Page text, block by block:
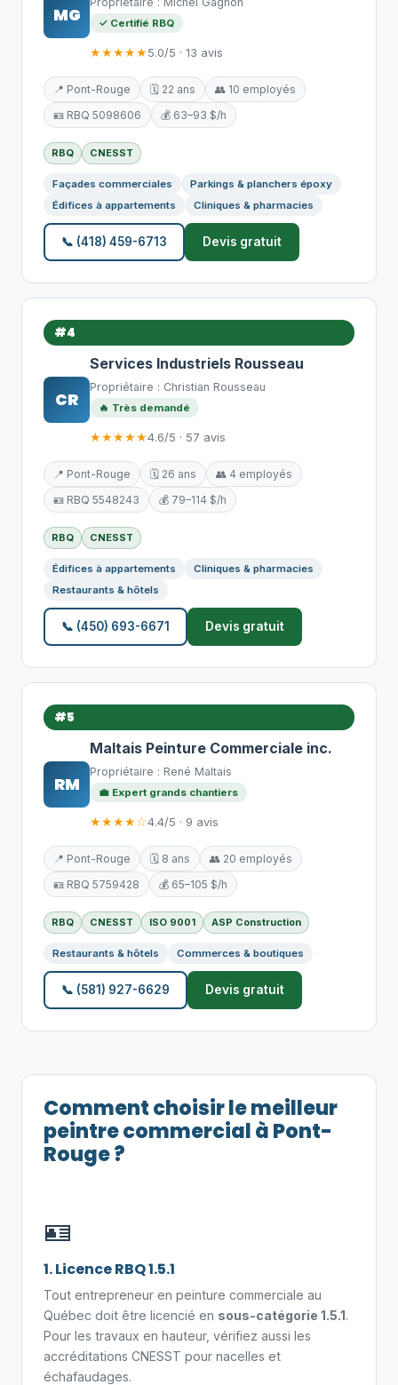
MG ✓ Certifié RBQ
★★★★★5.0/5 · 13 avis
📍 Pont-Rouge 🗓️ 22 ans
👥 10 employés
🪪 RBQ 5098606
💰 63–93 $/h
RBQ CNESST
Façades commerciales
Parkings & planchers époxy
Édifices à appartements
Cliniques & pharmacies
📞 (418) 459-6713 Devis gratuit
#4
CR
Services Industriels Rousseau
Propriétaire : Christian Rousseau
🔥 Très demandé
★★★★★4.6/5 · 57 avis
📍 Pont-Rouge 🗓️ 26 ans
👥 4 employés
🪪 RBQ 5548243
💰 79–114 $/h
RBQ CNESST
Édifices à appartements
Cliniques & pharmacies
Restaurants & hôtels
📞 (450) 693-6671 Devis gratuit
#5
RM
Maltais Peinture Commerciale inc.
Propriétaire : René Maltais
💼 Expert grands chantiers
★★★★☆4.4/5 · 9 avis
📍 Pont-Rouge 🗓️ 8 ans
👥 20 employés
🪪 RBQ 5759428
💰 65–105 $/h
RBQ CNESST ISO 9001 ASP Construction
Restaurants & hôtels Commerces & boutiques
📞 (581) 927-6629 Devis gratuit
Comment choisir le meilleur
peintre commercial à Pont-
Rouge ?
🪪
1. Licence RBQ 1.5.1
Tout entrepreneur en peinture commerciale au
Québec doit être licencié en sous-catégorie 1.5.1.
Pour les travaux en hauteur, vérifiez aussi les
accréditations CNESST pour nacelles et
échafaudages.